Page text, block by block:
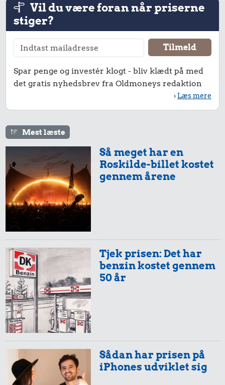
Sodavand
4,15 kr.
rødbeder
93 kr.
Strygejern
1.756 kr.
Kat
Flybillet,
København-
Mallorca
19 kr.
1/2 kg skæreost
2,87 kr.
100 g
flæskesvær
Vil du være foran når priserne
stiger?
Spar penge og investér klogt - bliv klædt på med
det gratis nyhedsbrev fra Oldmoneys redaktion
› Læs mere
Mest læste
Så meget har en
Roskilde-billet kostet
gennem årene
Tjek prisen: Det har
benzin kostet gennem
50 år
Sådan har prisen på
iPhones udviklet sig